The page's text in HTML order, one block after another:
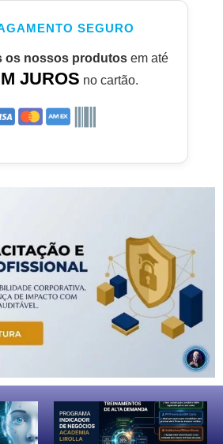
SEGURO
os nossos produtosem até
JUROS no cartão.